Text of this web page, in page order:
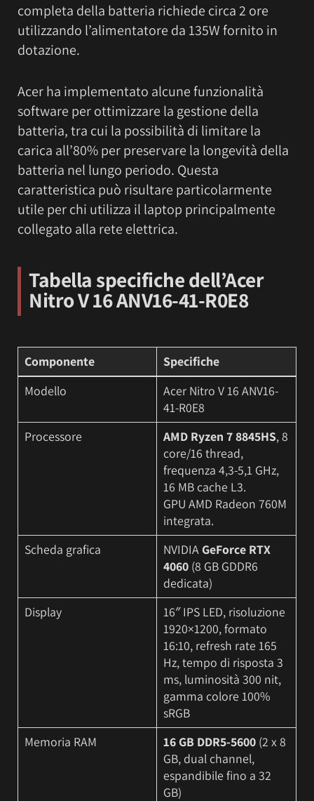
completa della batteria richiede circa 2 ore
utilizzando l’alimentatore da 135W fornito in
dotazione.
Acer ha implementato alcune funzionalità
software per ottimizzare la gestione della
batteria, tra cui la possibilità di limitare la
carica all’80% per preservare la longevità della
batteria nel lungo periodo. Questa
caratteristica può risultare particolarmente
utile per chi utilizza il laptop principalmente
collegato alla rete elettrica.
Tabella specifiche dell’Acer
Nitro V 16 ANV16-41-R0E8
Componente
Specifiche
Modello
Acer Nitro V 16 ANV16-
41-R0E8
Processore
AMD Ryzen 7 8845HS, 8
core/16 thread,
frequenza 4,3-5,1 GHz,
16 MB cache L3.
GPU AMD Radeon 760M
integrata.
Scheda grafica
NVIDIAGeForce RTX
4060(8 GB GDDR6
dedicata)
Display
16″ IPS LED, risoluzione
1920×1200, formato
16:10, refresh rate 165
Hz, tempo di risposta 3
ms, luminosità 300 nit,
gamma colore 100%
sRGB
Memoria RAM
16 GB DDR5-5600(2 x 8
GB, dual channel,
espandibile fino a 32
GB)